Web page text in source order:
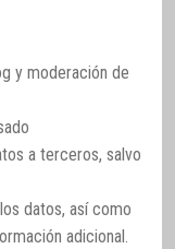
y moderación de
a terceros, salvo
datos, así como
adicional.